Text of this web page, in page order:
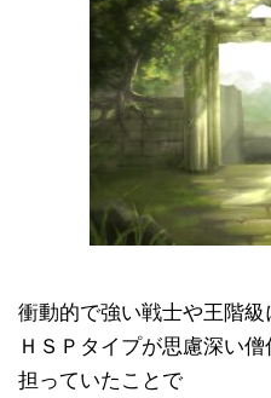
衝動的で強い戦士や王階級
ＨＳＰタイプが思慮深い
担っていたことで